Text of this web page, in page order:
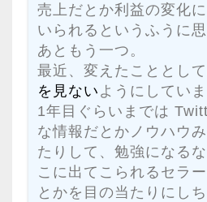
売上だとか利益の変化
いられるというふうに思
あともう一つ。
最近、変えたこととし
を見ないようにしていま
1年目ぐらいまでは
な情報だとかノウハウ
たりして、勉強になる
こに出てこられるセラ
とかを目の当たりにし